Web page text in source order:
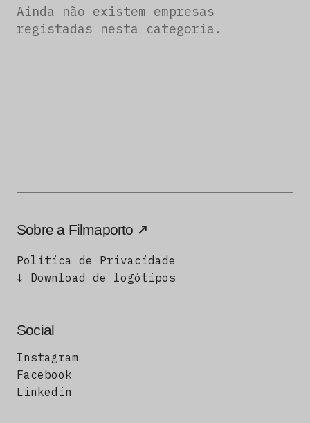
Ainda não existem empresas
registadas nesta categoria.
Sobre a Filmaporto
Política de Privacidade
↓ Download de logótipos
Social
Instagram
Facebook
Linkedin